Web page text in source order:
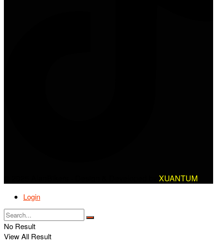
XUANTUM
Login
No Result
View All Result